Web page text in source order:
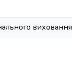
виховання